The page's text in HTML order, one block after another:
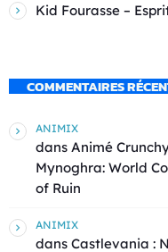
Kid Fourasse –
COMMENTAIRES
ANIMIX
dans Animé
Mynoghra: World
of Ruin
ANIMIX
dans Castlevania :